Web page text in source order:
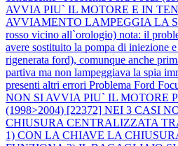
AVVIA PIU` IL MOTORE E IN
AVVIAMENTO LAMPEGGIA LA
rosso vicino all`orologio) nota: il
avere sostituito la pompa di iniezione
rigenerata ford), comunque anche
partiva ma non lampeggiava la spia
presenti altri errori Problema Ford
NON SI AVVIA PIU` IL MOTORE
(1998>2004) [22372] NEI 3 CASI
CHIUSURA CENTRALIZZATA
1) CON LA CHIAVE LA